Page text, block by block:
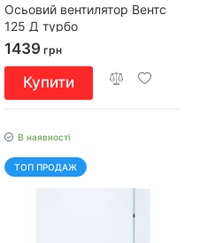
Осьовий вентилятор Вентс
125 Д турбо
1439 грн
Купити
В наявності
ТОП ПРОДАЖ